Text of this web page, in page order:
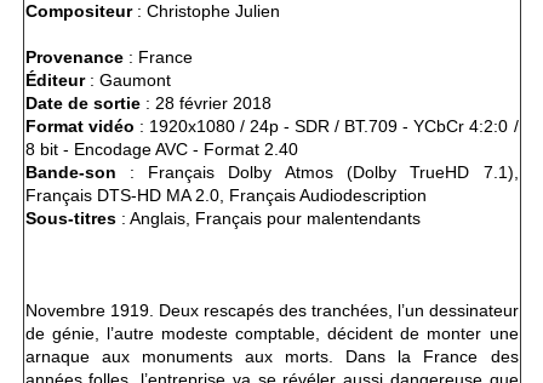
Compositeur: Christophe Julien
Provenance: France
Éditeur: Gaumont
Date de sortie: 28 février 2018
Format vidéo : 1920x1080 / 24p - SDR / BT.709 - YCbCr 4:2:0 /
8 bit - Encodage AVC - Format 2.40
Bande-son : Français Dolby Atmos (Dolby TrueHD 7.1),
Français DTS-HD MA 2.0, Français Audiodescription
Sous-titres: Anglais, Français pour malentendants
Novembre 1919. Deux rescapés des tranchées, l’un dessinateur
de génie, l’autre modeste comptable, décident de monter une
arnaque aux monuments aux morts. Dans la France des